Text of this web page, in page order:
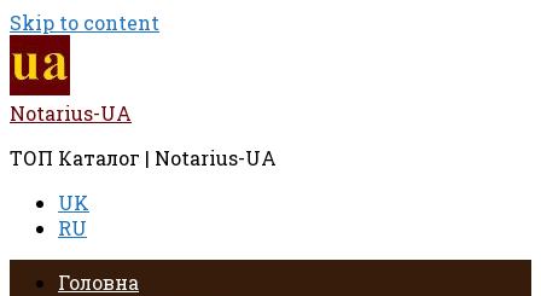
Skip to content
Notarius-UA
ТОП Каталог | Notarius-UA
UK
RU
Головна